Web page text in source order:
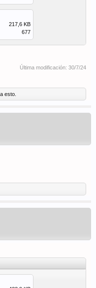
217,6 KB
677
Última modificación: 30/7/24
esto.